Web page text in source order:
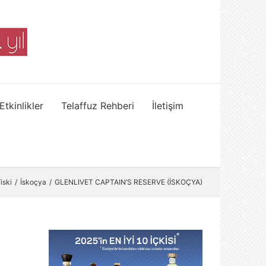
Telaffuz Rehberi İletişim
İskoçya GLENLIVET CAPTAIN’S RESERVE (İSKOÇYA)